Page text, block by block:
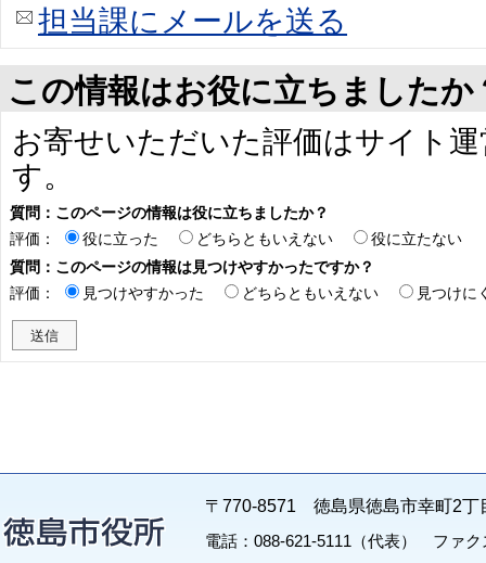
担当課にメールを送る
この情報はお役に立ちましたか
お寄せいただいた評価はサイト
す。
質問：このページの情報は役に立ちましたか？
評価：
役に立った どちらともいえない
役に立たない
質問：このページの情報は見つけやすかったですか？
評価：
見つけやすかった どちらともいえない 見つけに
〒770-8571 徳島県徳島市幸町2丁
電話：088-621-5111（代表） ファク